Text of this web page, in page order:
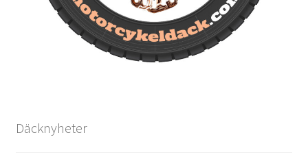
Däcknyheter